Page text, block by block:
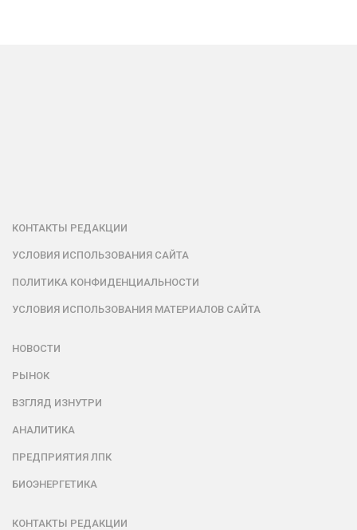
КОНТАКТЫ РЕДАКЦИИ
УСЛОВИЯ ИСПОЛЬЗОВАНИЯ САЙТА
ПОЛИТИКА КОНФИДЕНЦИАЛЬНОСТИ
УСЛОВИЯ ИСПОЛЬЗОВАНИЯ МАТЕРИАЛОВ САЙТА
НОВОСТИ
РЫНОК
ВЗГЛЯД ИЗНУТРИ
АНАЛИТИКА
ПРЕДПРИЯТИЯ ЛПК
БИОЭНЕРГЕТИКА
КОНТАКТЫ РЕДАКЦИИ